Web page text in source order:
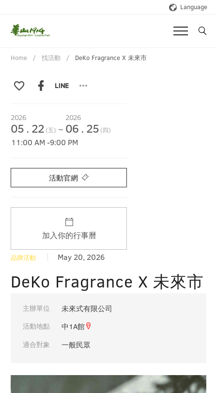
Language
Home 找活動 DeKo Fragrance X 未來市
2026
05 . 22 (五) ~
2026
06 . 25 (四)
11:00 AM-9:00 PM
加入你的行事曆
品牌活動 May 20, 2026
DeKo Fragrance X 未來市
主辦單位 未來式有限公司
活動地點 中1A館
適合對象 一般民眾